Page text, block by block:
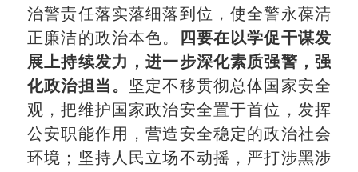
治警责任落实落细落到位，使全警永葆清
正廉洁的政治本色。
四要在以学促干谋发
展上持续发力，进一步深化素质强警，强
化政治担当。 坚定不移贯彻总体国家安全
观，把维护国家政治安全置于首位，发挥
公安职能作用，营造安全稳定的政治社会
环境；坚持人民立场不动摇，严打涉黑涉